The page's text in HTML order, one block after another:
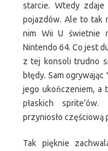
starcie. Wtedy
pojazdów. Ale to tak
nim Wii U świetnie
Nintendo 64. Co jest
z tej konsoli trudno
błędy. Sam ogrywając
jego ukończeniem, a
płaskich
przyniosło częściową
Tak pięknie